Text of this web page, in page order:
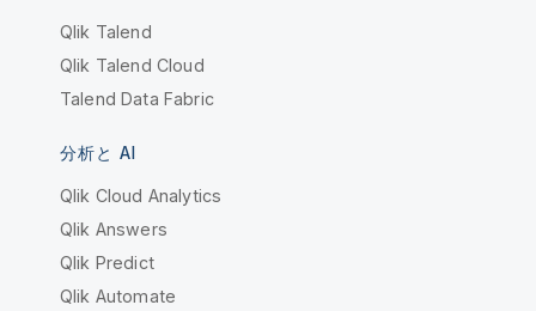
Qlik Talend
Qlik Talend Cloud
Talend Data Fabric
分析と AI
Qlik Cloud Analytics
Qlik Answers
Qlik Predict
Qlik Automate